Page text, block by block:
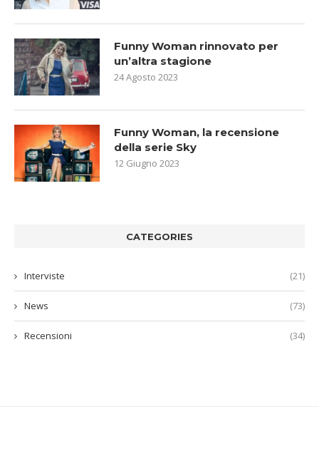
Funny Woman rinnovato per
un’altra stagione
24 Agosto 2023
Funny Woman, la recensione
della serie Sky
12 Giugno 2023
CATEGORIES
Interviste (21)
News (73)
Recensioni (34)